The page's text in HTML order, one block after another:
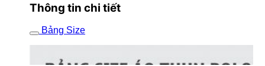
Thông tin chi tiết
Bảng Size